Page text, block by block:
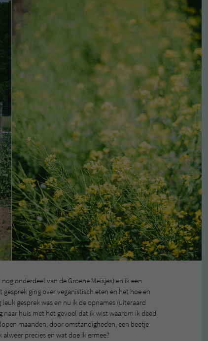
onderdeel van de Groene Meisjes) en ik een
gesprek ging over veganistisch eten en het hoe en
gesprek was en nu ik de opnames (uiteraard
huis met het gevoel dat ik wist waarom ik deed
maanden, door omstandigheden, een beetje
precies en wat doe ik ermee?